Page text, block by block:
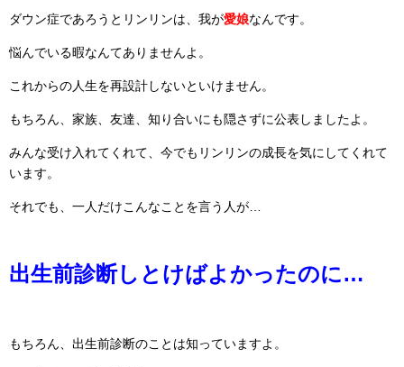
ダウン症であろうとリンリンは、我が愛娘なんです。
悩んでいる暇なんてありませんよ。
これからの人生を再設計しないといけません。
もちろん、家族、友達、知り合いにも隠さずに公表しましたよ。
みんな受け入れてくれて、今でもリンリンの成長を気にしてくれて
います。
それでも、一人だけこんなことを言う人が…
出生前診断しとけばよかったのに…
もちろん、出生前診断のことは知っていますよ。